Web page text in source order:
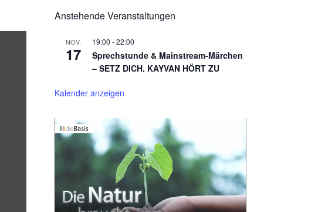
Anstehende Veranstaltungen
NOV.
17
19:00 -22:00
Sprechstunde & Mainstream-Märchen
– SETZ DICH. KAYVAN HÖRT ZU
Kalender anzeigen